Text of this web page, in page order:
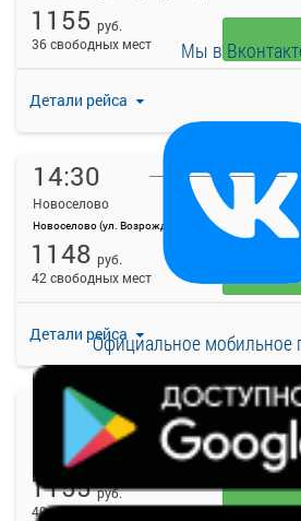
Детали рейса
1155 руб.
36 свободных мест
14:30
Новоселово
Новоселово (ул. Возрождения, 7)
Детали рейса
1148 руб.
42 свободных мест
17:30
Новоселово
Новоселово (ул. Возрождения, 7)
1155 руб.
40 свободных мест
Мы в
Официальное мобильное